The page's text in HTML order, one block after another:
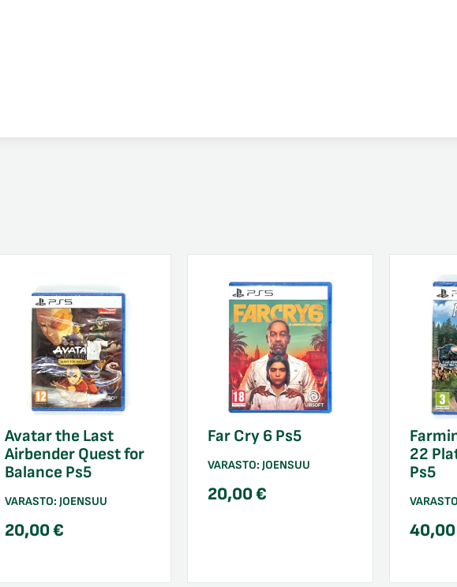
Avatar the Last
Airbender Quest for
Balance Ps5
VARASTO: JOENSUU
20,00€
Far Cry 6 Ps5
VARASTO: JOENSUU
20,00€
22
Ps5